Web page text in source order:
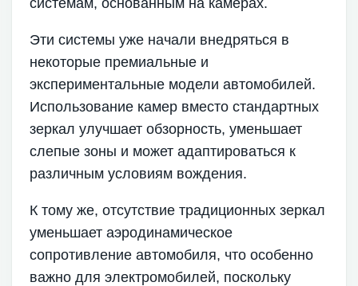
системам, основанным на камерах.
Эти системы уже начали внедряться в
некоторые премиальные и
экспериментальные модели автомобилей.
Использование камер вместо стандартных
зеркал улучшает обзорность, уменьшает
слепые зоны и может адаптироваться к
различным условиям вождения.
К тому же, отсутствие традиционных зеркал
уменьшает аэродинамическое
сопротивление автомобиля, что особенно
важно для электромобилей, поскольку